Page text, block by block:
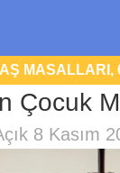
MASALLARI ,
OKU ,
Çocuk
8 Kasım